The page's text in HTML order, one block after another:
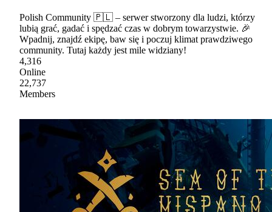
Polish Community 🇵🇱 – serwer stworzony dla ludzi, którzy
lubią grać, gadać i spędzać czas w dobrym towarzystwie. 🎉
Wpadnij, znajdź ekipę, baw się i poczuj klimat prawdziwego
community. Tutaj każdy jest mile widziany!
4,316
Online
22,737
Members